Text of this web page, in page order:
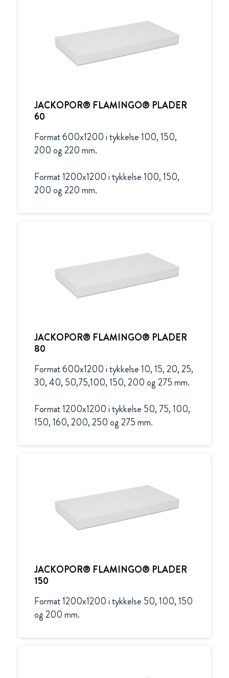
JACKOPOR® FLAMINGO® PLADER
60
Format 600x1200 i tykkelse 100, 150,
200 og 220 mm.
Format 1200x1200 i tykkelse 100, 150,
200 og 220 mm.
JACKOPOR® FLAMINGO® PLADER
80
Format 600x1200 i tykkelse 10, 15, 20, 25,
30, 40, 50,75,100, 150, 200 og 275 mm.
Format 1200x1200 i tykkelse 50, 75, 100,
150, 160, 200, 250 og 275 mm.
JACKOPOR® FLAMINGO® PLADER
150
Format 1200x1200 i tykkelse 50, 100, 150
og 200 mm.